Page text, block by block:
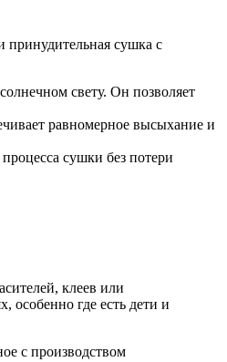
принудительная сушка с
свету. Он позволяет
равномерное высыхание и
сушки без потери
клеев или
особенно где есть дети и
с производством